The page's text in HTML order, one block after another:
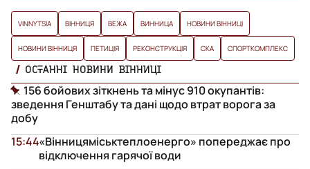
VINNYTSIA ВІННИЦЯ ВЕЖА ВИННИЦА НОВИНИ ВІННИЦІ
НОВИНИ ВІННИЦЯ ПЕТИЦІЯ РЕКОНСТРУКЦІЯ СКА СПОРТКОМПЛЕКС
ОСТАННІ НОВИНИ ВІННИЦІ
156 бойових зіткнень та мінус 910 окупантів:
зведення Генштабу та дані щодо втрат ворога за
добу
«Вінницяміськтеплоенерго» попереджає про
відключення гарячої води
15:44